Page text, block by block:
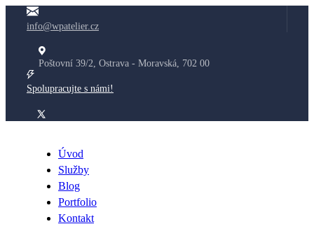
info@wpatelier.cz
Poštovní 39/2, Ostrava - Moravská, 702 00
Spolupracujte s námi!
Úvod
Služby
Blog
Portfolio
Kontakt